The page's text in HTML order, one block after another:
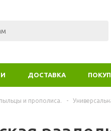
ДОСТАВКА
и прополиса. -